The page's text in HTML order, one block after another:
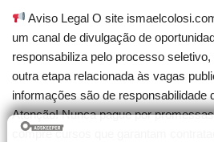
Aviso Legal O site
um canal de divulgação de
responsabiliza pelo processo
outra etapa relacionada às vagas
informações são de responsabilidade
Atenção! Nunca pague por
compre cursos que garantam